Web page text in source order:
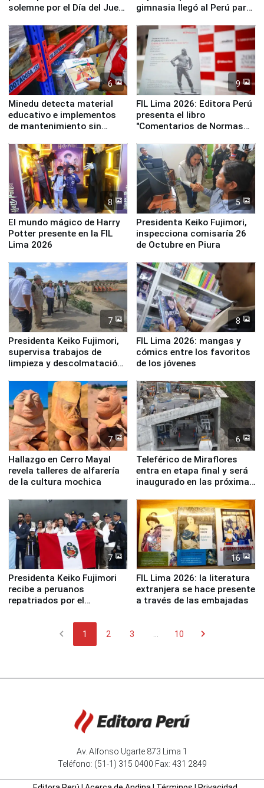
solemne por el Día del Juez
gimnasia llegó al Perú para
Panamericanos Lima 2027
6
Minedu detecta material
educativo e implementos
de mantenimiento sin
la UGEL 2
9
FIL Lima 2026: Editora Perú
presenta el libro
"Comentarios de Normas
Derecho Colectivo"
8
El mundo mágico de Harry
Potter presente en la FIL
Lima 2026
5
Presidenta Keiko Fujimori,
inspecciona comisaría 26
de Octubre en Piura
7
Presidenta Keiko Fujimori,
supervisa trabajos de
limpieza y descolmatación
8
FIL Lima 2026: mangas y
cómics entre los favoritos
de los jóvenes
7
Hallazgo en Cerro Mayal
revela talleres de alfarería
de la cultura mochica
6
Teleférico de Miraflores
entra en etapa final y será
inaugurado en las próximas
7
Presidenta Keiko Fujimori
recibe a peruanos
repatriados por el
16
FIL Lima 2026: la literatura
extranjera se hace presente
a través de las embajadas
chevron_left 1 2 3 10 chevron_right
Av. Alfonso Ugarte 873 Lima 1
Teléfono: (51-1) 315 0400 Fax: 431 2849